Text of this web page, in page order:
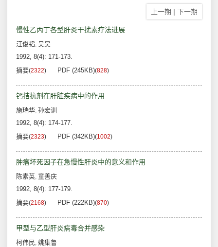
上一期 | 下一期
慢性乙丙丁各型肝炎干扰素疗法进展
汪俊韬, 吴昊
1992, 8(4): 171-173.
摘要(2322) PDF (245KB)(828)
钙拮抗剂在肝脏疾病中的作用
施瑞华, 孙宏训
1992, 8(4): 174-177.
摘要(2323) PDF (342KB)(1002)
肿瘤坏死因子在急慢性肝炎中的意义和作用
陈素英, 童善庆
1992, 8(4): 177-179.
摘要(2168) PDF (222KB)(870)
甲型与乙型肝炎病毒合并感染
柯伟民, 姚集鲁